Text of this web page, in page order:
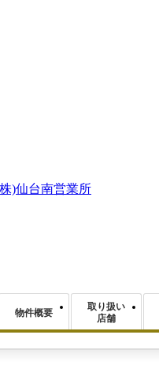
)仙台南営業所
物件概要
取り扱い
店舗